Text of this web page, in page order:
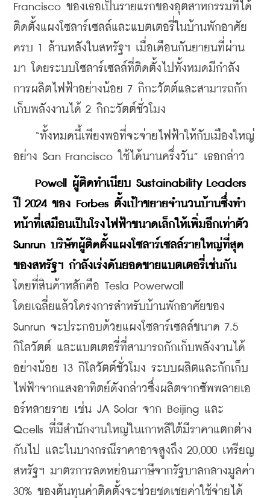
Francisco ของเธอเป็นรายแรกของอุตสาหกรรมที่ได้
ติดตั้งแผงโซลาร์เซลล์และแบตเตอรี่ในบ้านพักอาศัย
ครบ 1 ล้านหลังในสหรัฐฯ เมื่อเดือนกันยายนที่ผ่าน
มา โดยระบบโซลาร์เซลล์ที่ติดตั้งไปทั้งหมดมีกำลัง
การผลิตไฟฟ้าอย่างน้อย 7 กิกะวัตต์และสามารถกัก
เก็บพลังงานได้ 2 กิกะวัตต์ชั่วโมง
“ทั้งหมดนี้เพียงพอที่จะจ่ายไฟฟ้าให้กับเมืองใหญ่
อย่าง San Francisco ใช้ได้นานครึ่งวัน” เธอกล่าว
Powell ผู้ติดทำเนียบ Sustainability Leaders
ปี 2024 ของ Forbes ตั้งเป้าขยายจำนวนบ้านซึ่งทำ
หน้าที่เสมือนเป็นโรงไฟฟ้าขนาดเล็กให้เพิ่มอีกเท่าตัว
Sunrun บริษัทผู้ติดตั้งแผงโซลาร์เซลล์รายใหญ่ที่สุด
ของสหรัฐฯ กำลังเร่งดันยอดขายแบตเตอรี่เช่นกัน
โดยที่สินค้าหลักคือ Tesla Powerwall
โดยเฉลี่ยแล้วโครงการสำหรับบ้านพักอาศัยของ
Sunrun จะประกอบด้วยแผงโซลาร์เซลล์ขนาด 7.5
กิโลวัตต์ และแบตเตอรี่ที่สามารถกักเก็บพลังงานได้
อย่างน้อย 13 กิโลวัตต์ชั่วโมง ระบบผลิตและกักเก็บ
ไฟฟ้าจากแสงอาทิตย์ดังกล่าวซึ่งผลิตจากซัพพลายเอ
อร์หลายราย เช่น JA Solar จาก Beijing และ
Qcells ที่มีสำนักงานใหญ่ในเกาหลีใต้มีราคาแตกต่าง
กันไป และในบางกรณีราคาอาจสูงถึง 20,000 เหรียญ
สหรัฐฯ มาตรการลดหย่อนภาษีจากรัฐบาลกลางมูลค่า
30% ของต้นทุนค่าติดตั้งจะช่วยชดเชยค่าใช้จ่ายได้